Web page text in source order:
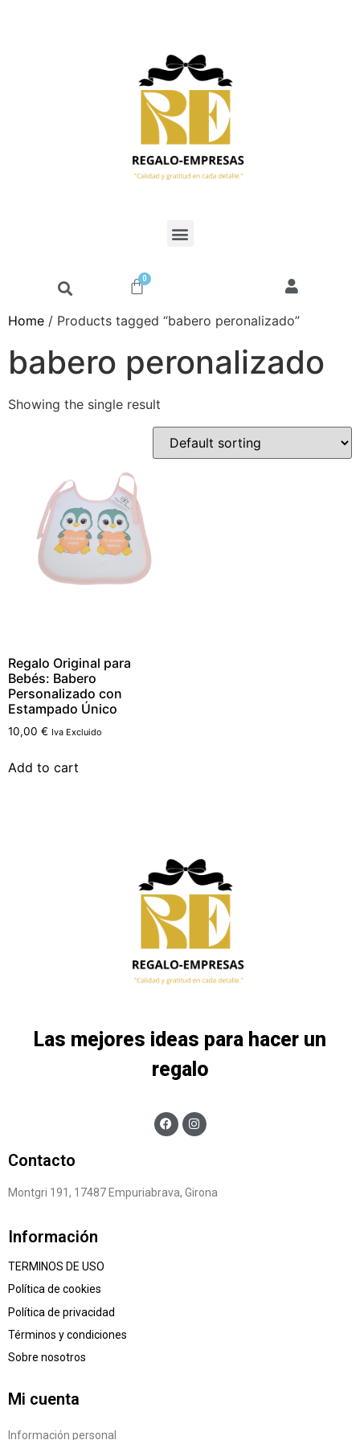
0
Home / Products tagged “babero peronalizado”
babero peronalizado
Showing the single result
Regalo Original para
Bebés: Babero
Personalizado con
Estampado Único
10,00 € Iva Excluido
Add to cart
Las mejores ideas para hacer un
regalo
Contacto
Montgri 191, 17487 Empuriabrava, Girona
Información
TERMINOS DE USO
Política de cookies
Política de privacidad
Términos y condiciones
Sobre nosotros
Mi cuenta
Información personal